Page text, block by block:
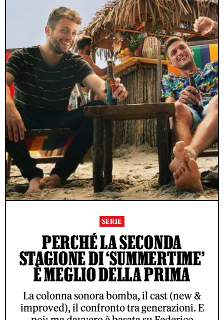
SERIE
PERCHÉ LA SECONDA
STAGIONE DI ‘SUMMERTIME’
È MEGLIO DELLA PRIMA
La colonna sonora bomba, il cast (new &
improved), il confronto tra generazioni. E